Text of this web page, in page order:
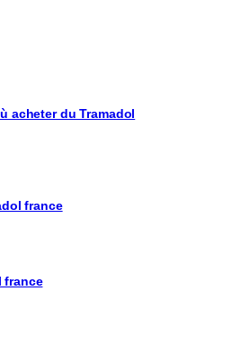
acheter du Tramadol
france
france